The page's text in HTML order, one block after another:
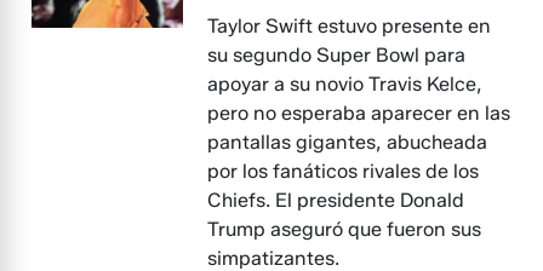
Taylor Swift estuvo presente en
su segundo Super Bowl para
apoyar a su novio Travis Kelce,
pero no esperaba aparecer en las
pantallas gigantes, abucheada
por los fanáticos rivales de los
Chiefs. El presidente Donald
Trump aseguró que fueron sus
simpatizantes.